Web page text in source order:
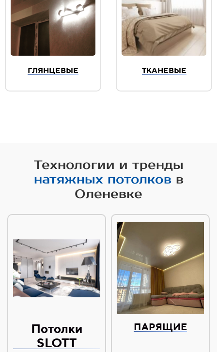
ГЛЯНЦЕВЫЕ ТКАНЕВЫЕ
Технологии и тренды
натяжных потолковв
Оленевке
Потолки
SLOTT
ПАРЯЩИЕ